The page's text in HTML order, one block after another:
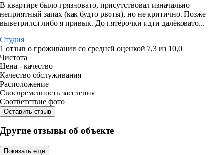
В квартире было грязновато, присутствовал изначально
неприятный запах (как будто рвоты), но не критично. Позже
выветрился либо я привык. До пятёрочки идти далёковато...
Студия
1 отзыв о проживании со средней оценкой 7,3 из 10,0
Чистота
Цена - качество
Качество обслуживания
Расположение
Своевременность заселения
Соответствие фото
Оставить отзыв
Другие отзывы об объекте
Показать ещё